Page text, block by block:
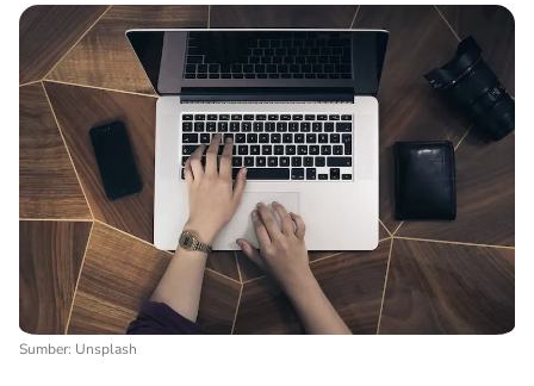
Sumber: Unsplash